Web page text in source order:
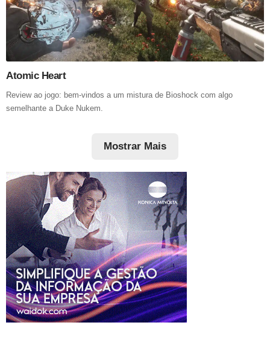
Atomic Heart
Review ao jogo: bem-vindos a um mistura de Bioshock com algo
semelhante a Duke Nukem.
Mostrar Mais